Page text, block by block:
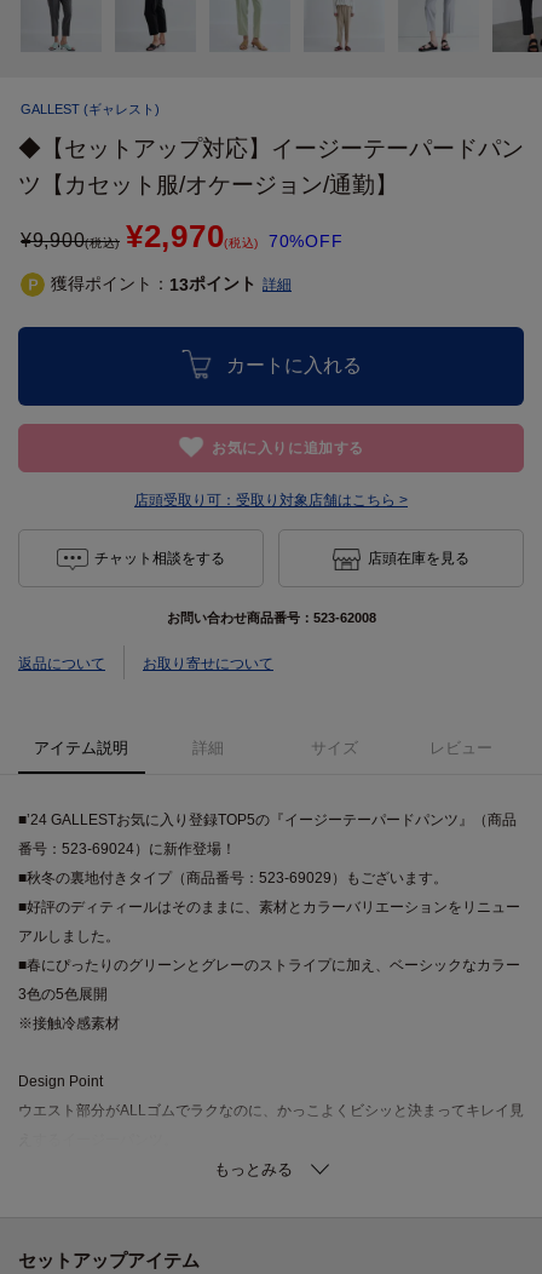
GALLEST (ギャレスト)
◆【セットアップ対応】イージーテーパードパン
ツ【カセット服/オケージョン/通勤】
¥9,900(税込) ¥2,970(税込) 70%OFF
獲得ポイント： 13ポイント 詳細
カートに入れる
お気に入りに追加する
店頭受取り可： 受取り対象店舗はこちら >
チャット相談をする 店頭在庫を見る
お問い合わせ商品番号： 523-62008
返品について お取り寄せについて
アイテム説明 詳細 サイズ レビュー
■’24 GALLESTお気に入り登録TOP5の『イージーテーパードパンツ』（商品
番号：523-69024）に新作登場！
■秋冬の裏地付きタイプ（商品番号：523-69029）もございます。
■好評のディティールはそのままに、素材とカラーバリエーションをリニュー
アルしました。
■春にぴったりのグリーンとグレーのストライプに加え、ベーシックなカラー
3色の5色展開
※接触冷感素材
Design Point
ウエスト部分がALLゴムでラクなのに、かっこよくビシッと決まってキレイ見
脚がスッキリと細見えするテーパードシルエットです。
セットアップアイテム